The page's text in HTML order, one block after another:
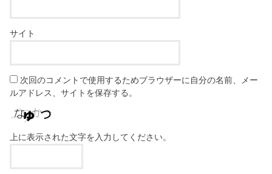
サイト
次回のコメントで使用するためブラウザーに自分の名前、メー
ルアドレス、サイトを保存する。
上に表示された文字を入力してください。